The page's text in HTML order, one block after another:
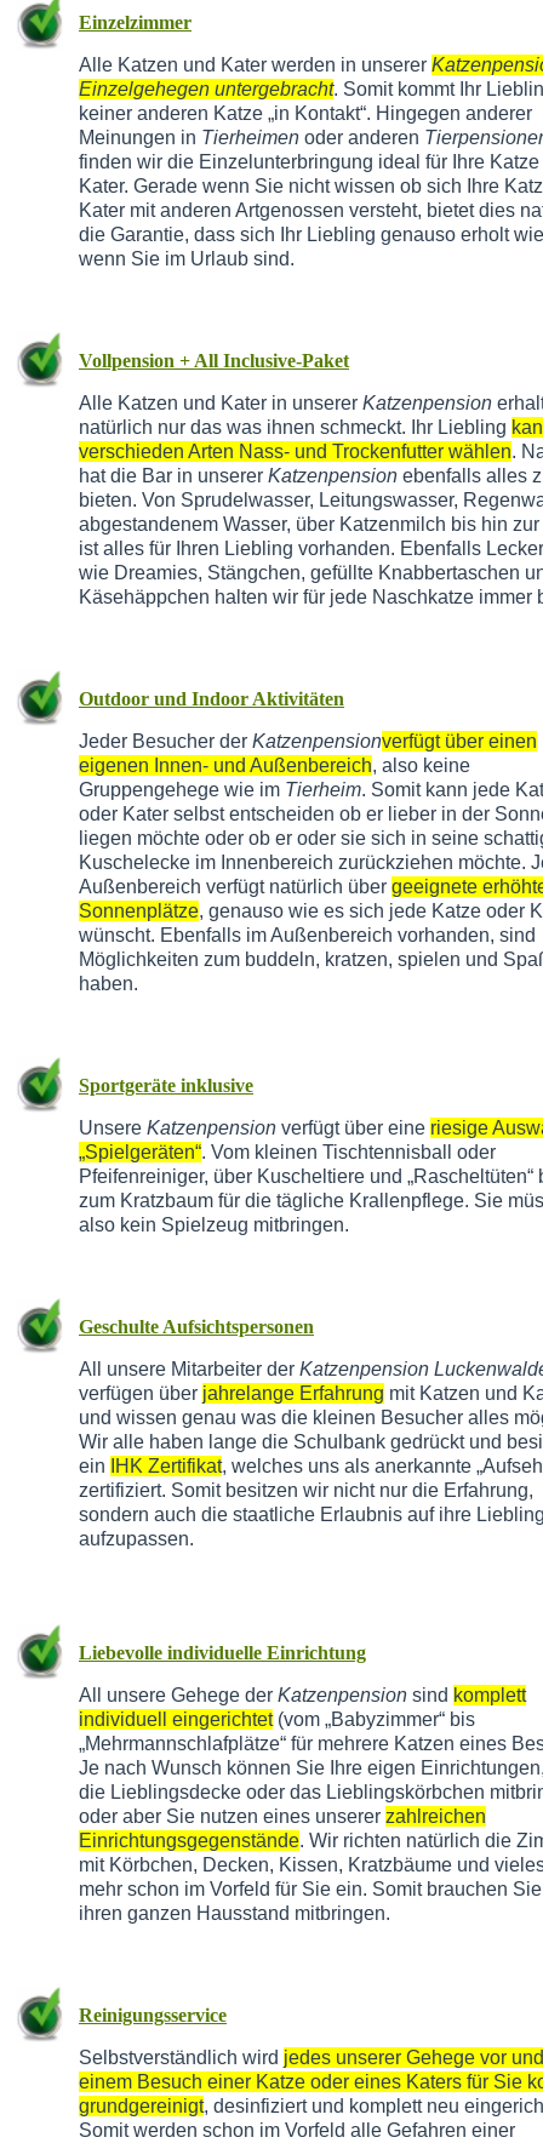
Einzelzimmer
Alle Katzen und Kater werden in unserer
Einzelgehegen untergebracht. Somit kommt Ihr
keiner anderen Katze „in Kontakt“. Hingegen anderer
Meinungen in Tierheimen oder anderen
finden wir die Einzelunterbringung ideal für Ihre Katze
Kater. Gerade wenn Sie nicht wissen ob sich Ihre
Kater mit anderen Artgenossen versteht, bietet dies
die Garantie, dass sich Ihr Liebling genauso erholt
wenn Sie im Urlaub sind.
Vollpension + All Inclusive-Paket
Alle Katzen und Kater in unserer Katzenpension
natürlich nur das was ihnen schmeckt. Ihr Liebling
verschieden Arten Nass- und Trockenfutter wählen.
hat die Bar in unserer Katzenpension ebenfalls alles
bieten. Von Sprudelwasser, Leitungswasser,
abgestandenem Wasser, über Katzenmilch bis hin
ist alles für Ihren Liebling vorhanden. Ebenfalls
wie Dreamies, Stängchen, gefüllte Knabbertaschen
Käsehäppchen halten wir für jede Naschkatze immer
Outdoor und Indoor Aktivitäten
Jeder Besucher der Katzenpensionverfügt über einen
eigenen Innen- und Außenbereich, also keine
Gruppengehege wie im Tierheim. Somit kann jede
oder Kater selbst entscheiden ob er lieber in der
liegen möchte oder ob er oder sie sich in seine
Kuschelecke im Innenbereich zurückziehen möchte.
Außenbereich verfügt natürlich über geeignete
Sonnenplätze, genauso wie es sich jede Katze oder
wünscht. Ebenfalls im Außenbereich vorhanden, sind
Möglichkeiten zum buddeln, kratzen, spielen und
haben.
Sportgeräte inklusive
Unsere Katzenpension verfügt über eine riesige
„Spielgeräten“. Vom kleinen Tischtennisball oder
Pfeifenreiniger, über Kuscheltiere und „Rascheltüten“
zum Kratzbaum für die tägliche Krallenpflege. Sie
also kein Spielzeug mitbringen.
Geschulte Aufsichtspersonen
All unsere Mitarbeiter der Katzenpension
verfügen über jahrelange Erfahrung mit Katzen und
und wissen genau was die kleinen Besucher alles
Wir alle haben lange die Schulbank gedrückt und
ein
IHK Zertifikat, welches uns als anerkannte
zertifiziert. Somit besitzen wir nicht nur die Erfahrung,
sondern auch die staatliche Erlaubnis auf ihre
aufzupassen.
Liebevolle individuelle Einrichtung
All unsere Gehege der Katzenpension sind komplett
individuell eingerichtet(vom „Babyzimmer“ bis
„Mehrmannschlafplätze“ für mehrere Katzen eines
Je nach Wunsch können Sie Ihre eigen
die Lieblingsdecke oder das Lieblingskörbchen
oder aber Sie nutzen eines unserer zahlreichen
Einrichtungsgegenstände. Wir richten natürlich die
mit Körbchen, Decken, Kissen, Kratzbäume und
mehr schon im Vorfeld für Sie ein. Somit brauchen
ihren ganzen Hausstand mitbringen.
Reinigungsservice
Selbstverständlich wird jedes unserer Gehege vor
einem Besuch einer Katze oder eines Katers für Sie
grundgereinigt, desinfiziert und komplett neu
Somit werden schon im Vorfeld alle Gefahren einer